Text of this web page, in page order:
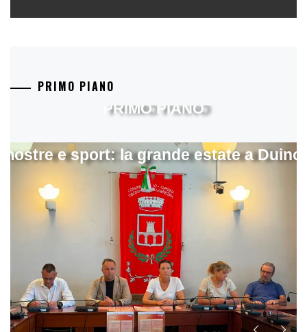
PRIMO PIANO
e sport: la grande estate a
PRIMO PIANO